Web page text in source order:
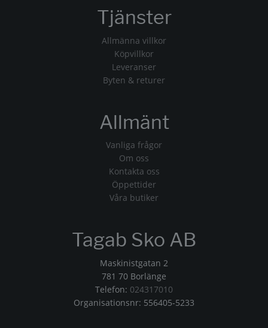
Tjänster
Allmänna villkor
Köpvillkor
Leveranser
Byten & returer
Allmänt
Vanliga frågor
Om oss
Kontakta oss
Öppettider
Våra butiker
Tagab Sko AB
Maskinistgatan 2
781 70 Borlänge
Telefon: 024317010
Organisationsnr: 556405-5233